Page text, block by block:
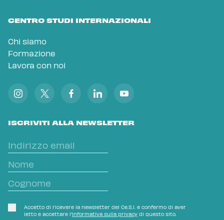
CENTRO STUDI INTERNAZIONALI
Chi siamo
Formazione
Lavora con noi
ISCRIVITI ALLA NEWSLETTER
Accetto di ricevere la newsletter del Ce.S.I. e confermo di aver
letto e accettare l'Informativa sulla privacy di questo sito.